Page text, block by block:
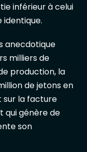
inférieur à celui
identique.
anecdotique
milliers de
production, la
de jetons en
la facture
qui génère de
son